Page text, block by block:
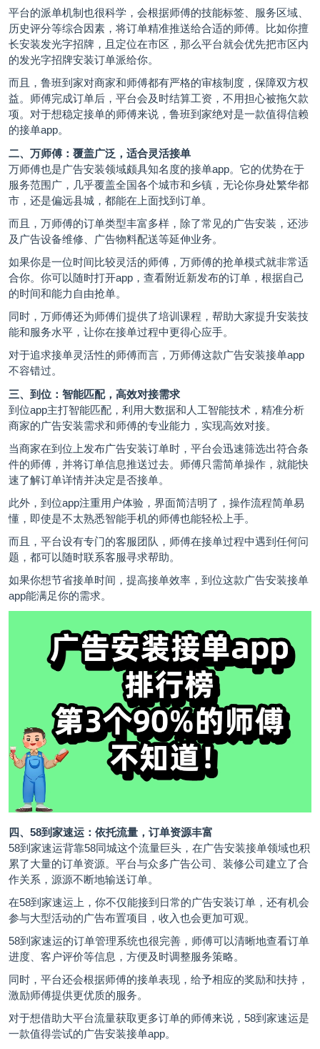
平台的派单机制也很科学，会根据师傅的技能标签、服务区域、
历史评分等综合因素，将订单精准推送给合适的师傅。比如你擅
长安装发光字招牌，且定位在市区，那么平台就会优先把市区内
的发光字招牌安装订单派给你。
而且，鲁班到家对商家和师傅都有严格的审核制度，保障双方权
益。师傅完成订单后，平台会及时结算工资，不用担心被拖欠款
项。对于想稳定接单的师傅来说，鲁班到家绝对是一款值得信赖
的接单app。
二、万师傅：覆盖广泛，适合灵活接单
万师傅也是广告安装领域颇具知名度的接单app。它的优势在于
服务范围广，几乎覆盖全国各个城市和乡镇，无论你身处繁华都
市，还是偏远县城，都能在上面找到订单。
而且，万师傅的订单类型丰富多样，除了常见的广告安装，还涉
及广告设备维修、广告物料配送等延伸业务。
如果你是一位时间比较灵活的师傅，万师傅的抢单模式就非常适
合你。你可以随时打开app，查看附近新发布的订单，根据自己
的时间和能力自由抢单。
同时，万师傅还为师傅们提供了培训课程，帮助大家提升安装技
能和服务水平，让你在接单过程中更得心应手。
对于追求接单灵活性的师傅而言，万师傅这款广告安装接单app
不容错过。
三、到位：智能匹配，高效对接需求
到位app主打智能匹配，利用大数据和人工智能技术，精准分析
商家的广告安装需求和师傅的专业能力，实现高效对接。
当商家在到位上发布广告安装订单时，平台会迅速筛选出符合条
件的师傅，并将订单信息推送过去。师傅只需简单操作，就能快
速了解订单详情并决定是否接单。
此外，到位app注重用户体验，界面简洁明了，操作流程简单易
懂，即使是不太熟悉智能手机的师傅也能轻松上手。
而且，平台设有专门的客服团队，师傅在接单过程中遇到任何问
题，都可以随时联系客服寻求帮助。
如果你想节省接单时间，提高接单效率，到位这款广告安装接单
app能满足你的需求。
四、58到家速运：依托流量，订单资源丰富
58到家速运背靠58同城这个流量巨头，在广告安装接单领域也积
累了大量的订单资源。平台与众多广告公司、装修公司建立了合
作关系，源源不断地输送订单。
在58到家速运上，你不仅能接到日常的广告安装订单，还有机会
参与大型活动的广告布置项目，收入也会更加可观。
58到家速运的订单管理系统也很完善，师傅可以清晰地查看订单
进度、客户评价等信息，方便及时调整服务策略。
同时，平台还会根据师傅的接单表现，给予相应的奖励和扶持，
激励师傅提供更优质的服务。
对于想借助大平台流量获取更多订单的师傅来说，58到家速运是
一款值得尝试的广告安装接单app。